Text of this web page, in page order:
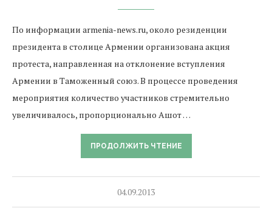
По информации armenia-news.ru, около резиденции
президента в столице Армении организована акция
протеста, направленная на отклонение вступления
Армении в Таможенный союз. В процессе проведения
мероприятия количество участников стремительно
увеличивалось, пропорционально Ашот …
ПРОДОЛЖИТЬ ЧТЕНИЕ
04.09.2013